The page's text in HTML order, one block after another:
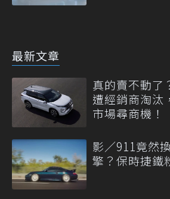
最新文章
真的賣不動
遭經銷商淘汰
市場尋商機！
影／911竟然
擎？保時捷鐵